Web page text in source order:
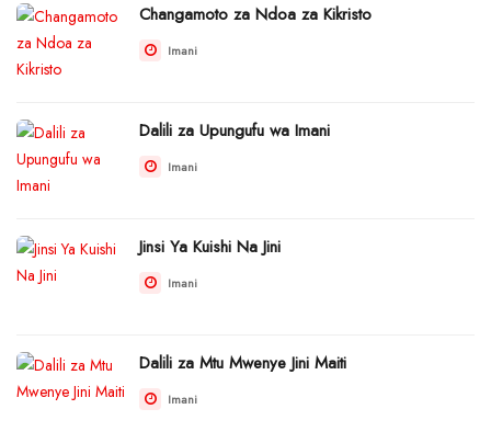
Changamoto za Ndoa za Kikristo
Imani
Dalili za Upungufu wa Imani
Imani
Jinsi Ya Kuishi Na Jini
Imani
Dalili za Mtu Mwenye Jini Maiti
Imani